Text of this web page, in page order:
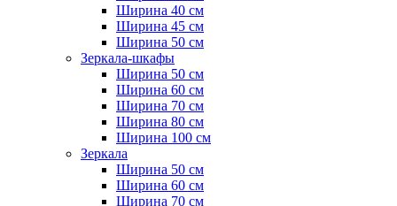
Ширина 40 см
Ширина 45 см
Ширина 50 см
Зеркала-шкафы
Ширина 50 см
Ширина 60 см
Ширина 70 см
Ширина 80 см
Ширина 100 см
Зеркала
Ширина 50 см
Ширина 60 см
Ширина 70 см